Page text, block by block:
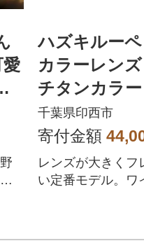
ハズキルー
カラーレン
チタンカラー
千葉県印西市
寄付金額
レンズが大きくフ
い定番モデル。ワ